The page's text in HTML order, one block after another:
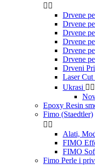
 
Drvene
Drvene
Drvene
Drvene
Drvene
Drvene
Drveni
Laser Cut
Ukrasi  
Epoxy Resin
Fimo (Staedtler)
 
Alati,
FIMO
FIMO
Fimo Perle i